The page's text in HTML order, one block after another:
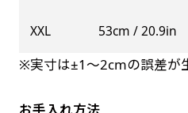
XXL 53cm / 20.9in
※実寸は±1〜2cmの誤差が